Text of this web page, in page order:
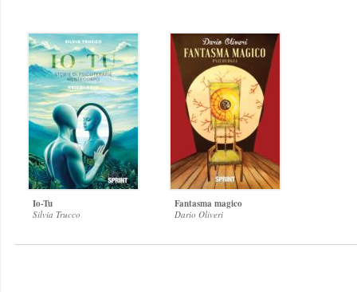
Io-Tu
Silvia Trucco
Fantasma magico
Dario Oliveri